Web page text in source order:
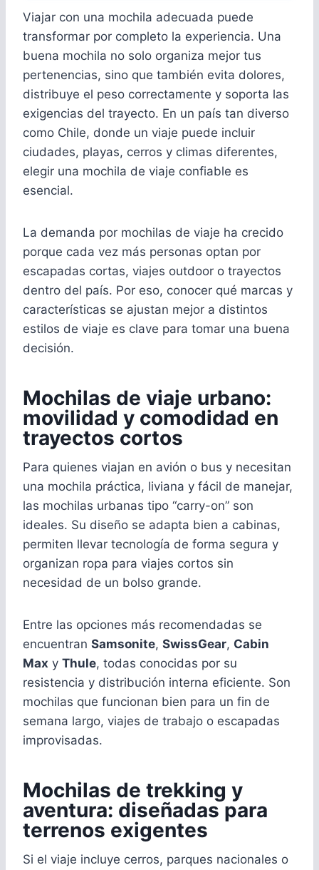
Viajar con una mochila adecuada puede
transformar por completo la experiencia. Una
buena mochila no solo organiza mejor tus
pertenencias, sino que también evita dolores,
distribuye el peso correctamente y soporta las
exigencias del trayecto. En un país tan diverso
como Chile, donde un viaje puede incluir
ciudades, playas, cerros y climas diferentes,
elegir una mochila de viaje confiable es
esencial.
La demanda por mochilas de viaje ha crecido
porque cada vez más personas optan por
escapadas cortas, viajes outdoor o trayectos
dentro del país. Por eso, conocer qué marcas y
características se ajustan mejor a distintos
estilos de viaje es clave para tomar una buena
decisión.
Mochilas de viaje urbano:
movilidad y comodidad en
trayectos cortos
Para quienes viajan en avión o bus y necesitan
una mochila práctica, liviana y fácil de manejar,
las mochilas urbanas tipo “carry-on” son
ideales. Su diseño se adapta bien a cabinas,
permiten llevar tecnología de forma segura y
organizan ropa para viajes cortos sin
necesidad de un bolso grande.
Entre las opciones más recomendadas se
encuentran Samsonite, SwissGear, Cabin
Max y Thule, todas conocidas por su
resistencia y distribución interna eficiente. Son
mochilas que funcionan bien para un fin de
semana largo, viajes de trabajo o escapadas
improvisadas.
Mochilas de trekking y
aventura: diseñadas para
terrenos exigentes
Si el viaje incluye cerros, parques nacionales o